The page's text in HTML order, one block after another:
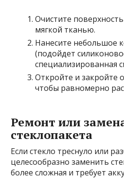
Очистите
мягкой тканью.
Нанесите небольшое
(подойдет
специализированная
Откройте и закройте
чтобы равномерно
Ремонт или
стеклопакета
Если стекло треснуло или
целесообразно заменить
более сложная и требует